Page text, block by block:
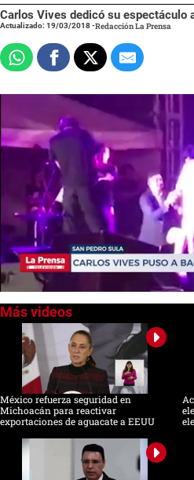
Carlos Vives dedicó su espectáculo
Actualizado: 19/03/2018-Redacción La Prensa
seconds
seconds
México refuerza seguridad en
Michoacán para reactivar
exportaciones de aguacate a EEUU